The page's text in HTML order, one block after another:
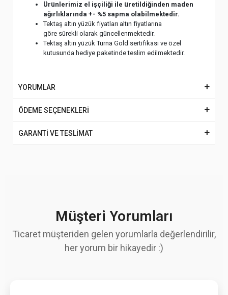
Ürünlerimiz el işçiliği ile üretildiğinden maden
ağırlıklarında +- %5 sapma olabilmektedir.
Tektaş altın yüzük fiyatları altın fiyatlarına
göre sürekli olarak güncellenmektedir.
Tektaş altın yüzük Turna Gold sertifikası ve özel
kutusunda hediye paketinde teslim edilmektedir.
YORUMLAR
ÖDEME SEÇENEKLERİ
GARANTİ VE TESLİMAT
Müşteri Yorumları
Ticaret müşteriden gelen yorumlarla değerlendirilir,
her yorum bir hikayedir :)